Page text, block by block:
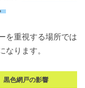
を重視する場所では
ります。
黒色網戸の影響